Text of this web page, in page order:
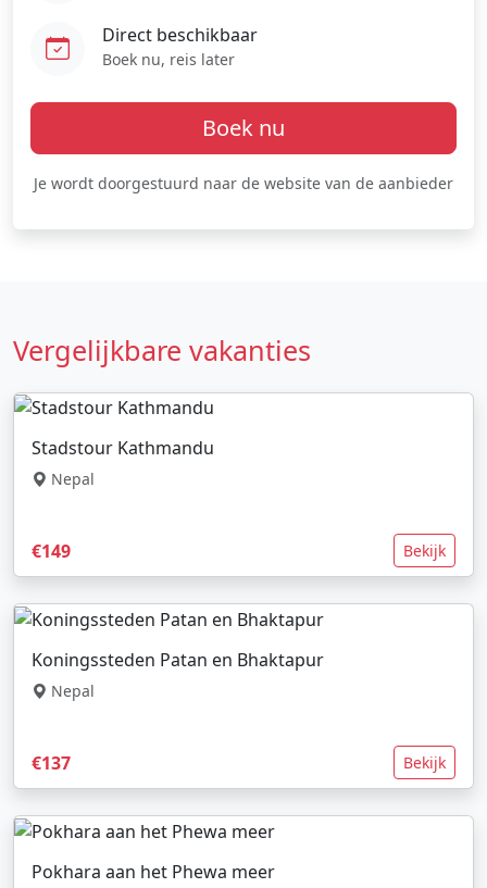
Direct beschikbaar
Boek nu, reis later
Boek nu
Je wordt doorgestuurd naar de website van de aanbieder
Vergelijkbare vakanties
Stadstour Kathmandu
Nepal
€149 Bekijk
Koningssteden Patan en Bhaktapur
Nepal
€137 Bekijk
Pokhara aan het Phewa meer